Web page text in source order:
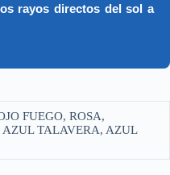
rayos directos del sol a
FUEGO, ROSA,
TALAVERA, AZUL